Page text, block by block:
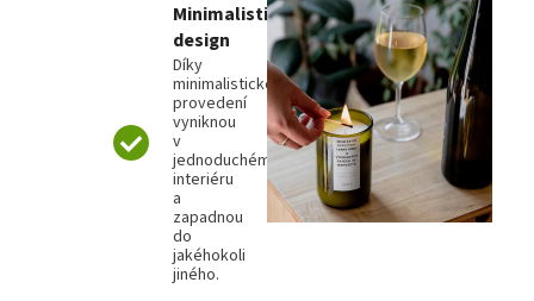
Minimalistický
design
Díky
minimalistickému
provedení
vyniknou
v
jednoduchém
interiéru
a
zapadnou
do
jakéhokoli
jiného.